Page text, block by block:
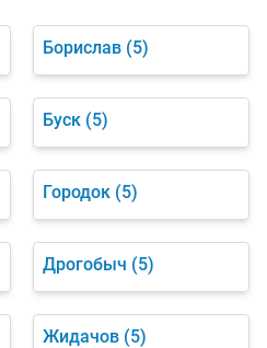
Борислав (5)
Буск (5)
Городок (5)
Дрогобыч (5)
Жидачов (5)